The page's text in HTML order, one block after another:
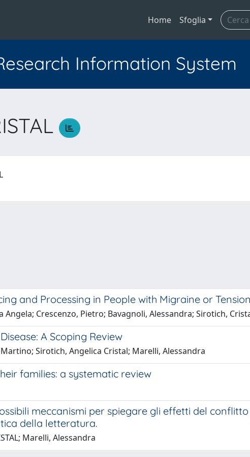
Home Sfoglia
Information System
and Processing in People with Migraine or
Crescenzo, Pietro; Bavagnoli, Alessandra; Sirotich,
A Scoping Review
Sirotich, Angelica Cristal; Marelli, Alessandra
families: a systematic review
meccanismi per spiegare gli effetti del
della letteratura.
Marelli, Alessandra